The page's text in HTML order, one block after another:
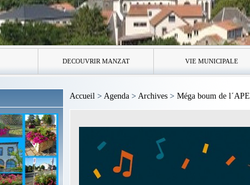
DECOUVRIR MANZAT VIE MUNICIPALE
Accueil > Agenda > Archives > Méga boum de l´APE